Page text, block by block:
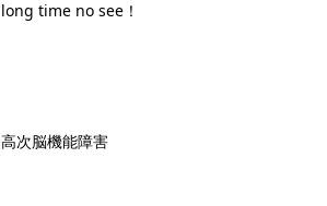
long time no see！
高次脳機能障害